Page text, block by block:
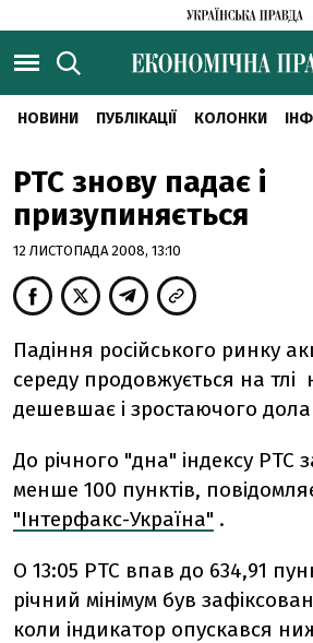
НОВИНИ ПУБЛІКАЦІЇ КОЛОНКИ
РТС знову падає і
призупиняється
12 ЛИСТОПАДА 2008, 13:10
Падіння російського ринку
середу продовжується на
дешевшає і зростаючого
До річного "дна" індексу РТС
менше 100 пунктів,
"Інтерфакс-Україна" .
О 13:05 РТС впав до 634,91
річний мінімум був
коли індикатор опускався